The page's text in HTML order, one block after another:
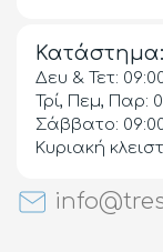
Κατάστημα:
Δευ & Τετ:
Τρί, Πεμ, Παρ:
Σάββατο:
Κυριακή